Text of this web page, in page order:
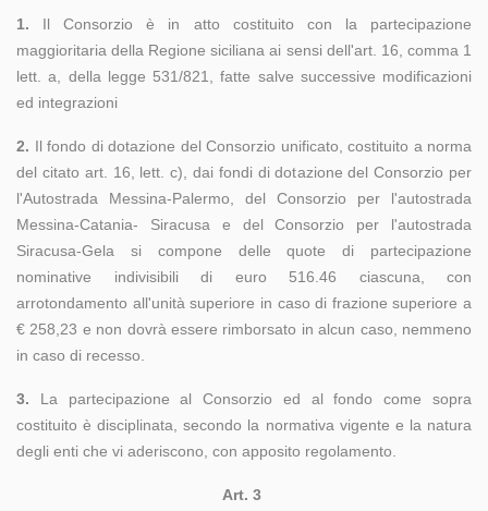
1. Il Consorzio è in atto costituito con la partecipazione
maggioritaria della Regione siciliana ai sensi dell'art. 16, comma 1
lett. a, della legge 531/821, fatte salve successive modificazioni
ed integrazioni
2. Il fondo di dotazione del Consorzio unificato, costituito a norma
del citato art. 16, lett. c), dai fondi di dotazione del Consorzio per
l'Autostrada Messina-Palermo, del Consorzio per l'autostrada
Messina-Catania- Siracusa e del Consorzio per l'autostrada
Siracusa-Gela si compone delle quote di partecipazione
nominative indivisibili di euro 516.46 ciascuna, con
arrotondamento all'unità superiore in caso di frazione superiore a
€ 258,23 e non dovrà essere rimborsato in alcun caso, nemmeno
in caso di recesso.
3. La partecipazione al Consorzio ed al fondo come sopra
costituito è disciplinata, secondo la normativa vigente e la natura
degli enti che vi aderiscono, con apposito regolamento.
Art. 3